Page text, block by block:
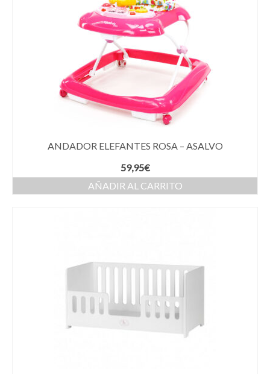
ANDADOR ELEFANTES ROSA – ASALVO
59,95€
AÑADIR AL CARRITO